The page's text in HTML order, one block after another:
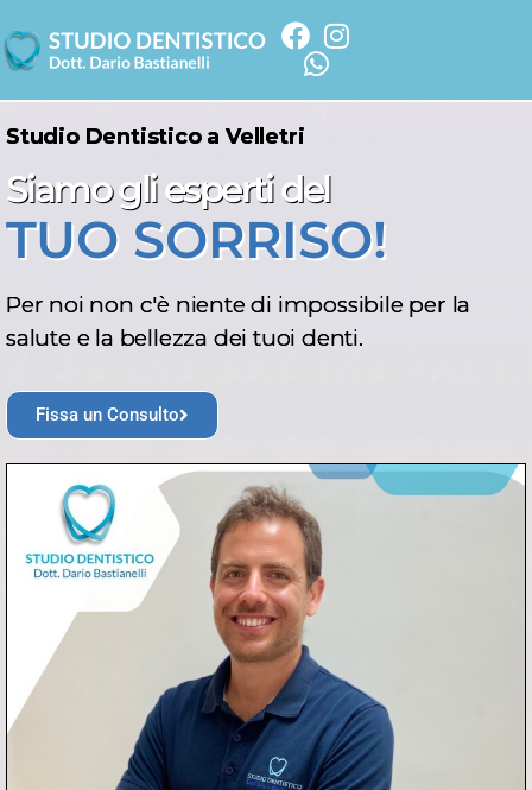
Studio Dentistico a Velletri
Siamo gli esperti del
TUO SORRISO!
Per noi non c'è niente di impossibile per la
salute e la bellezza dei tuoi denti.
Fissa un Consulto